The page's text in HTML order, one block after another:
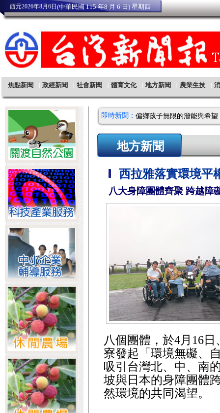
即時新聞：
地方新聞
西拉雅落實環境平
八大身障團體齊聚 跨越障
八個團體，於4月16
寮發起「環境無礙、
吸引台灣北、中、南
坡與日本的身障團體
然環境的共同渴望。